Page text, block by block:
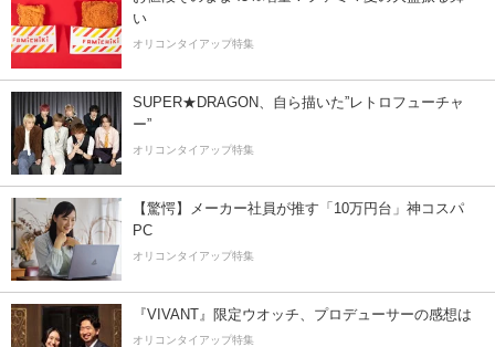
い
オリコンタイアップ特集
SUPER★DRAGON、自ら描いた”レトロフューチャ
ー”
オリコンタイアップ特集
【驚愕】メーカー社員が推す「10万円台」神コスパ
PC
オリコンタイアップ特集
『VIVANT』限定ウオッチ、プロデューサーの感想は
オリコンタイアップ特集